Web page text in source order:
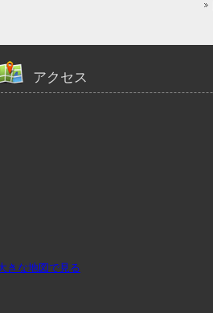
アクセス
きな地図で見る